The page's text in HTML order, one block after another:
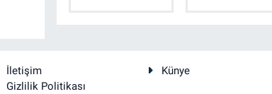
İletişim
Künye
Gizlilik Politikası